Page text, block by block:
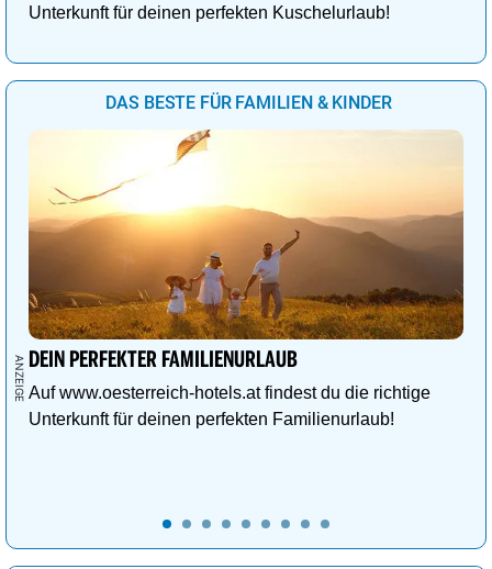
Unterkunft für deinen perfekten Kuschelurlaub!
DAS BESTE FÜR FAMILIEN & KINDER
DEIN PERFEKTER FAMILIENURLAUB
Auf www.oesterreich-hotels.at findest du die richtige
Unterkunft für deinen perfekten Familienurlaub!